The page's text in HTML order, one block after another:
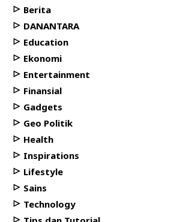
Berita
DANANTARA
Education
Ekonomi
Entertainment
Finansial
Gadgets
Geo Politik
Health
Inspirations
Lifestyle
Sains
Technology